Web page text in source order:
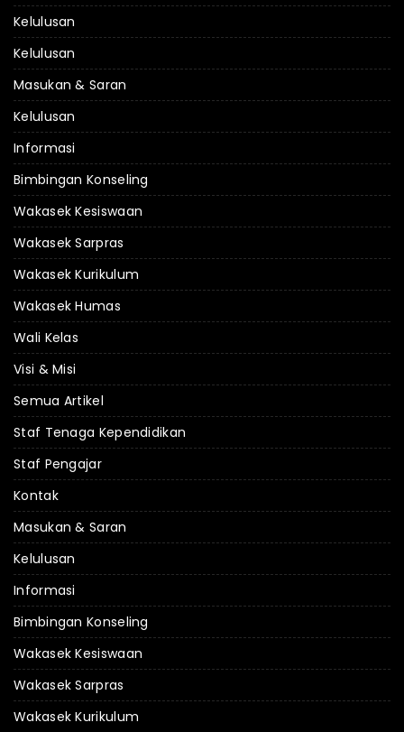
Kelulusan
Kelulusan
Masukan & Saran
Kelulusan
Informasi
Bimbingan Konseling
Wakasek Kesiswaan
Wakasek Sarpras
Wakasek Kurikulum
Wakasek Humas
Wali Kelas
Visi & Misi
Semua Artikel
Staf Tenaga Kependidikan
Staf Pengajar
Kontak
Masukan & Saran
Kelulusan
Informasi
Bimbingan Konseling
Wakasek Kesiswaan
Wakasek Sarpras
Wakasek Kurikulum